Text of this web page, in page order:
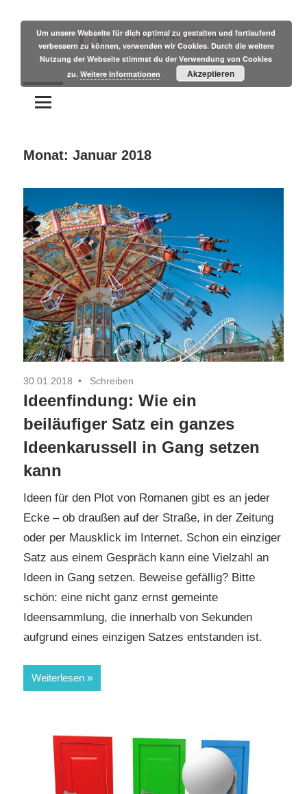
Inhalt
springen
Literaturjournal
Tipps
und
Branchennews
Monat: Januar 2018
30.01.2018 Schreiben
Ideenfindung: Wie ein
beiläufiger Satz ein ganzes
Ideenkarussell in Gang setzen
kann
Ideen für den Plot von Romanen gibt es an jeder
Ecke – ob draußen auf der Straße, in der Zeitung
oder per Mausklick im Internet. Schon ein einziger
Satz aus einem Gespräch kann eine Vielzahl an
Ideen in Gang setzen. Beweise gefällig? Bitte
schön: eine nicht ganz ernst gemeinte
Ideensammlung, die innerhalb von Sekunden
aufgrund eines einzigen Satzes entstanden ist.
Weiterlesen
Um unsere Webseite für dich optimal zu gestalten und fortlaufend
verbessern zu können, verwenden wir Cookies. Durch die weitere
Nutzung der Webseite stimmst du der Verwendung von Cookies
zu.Weitere Informationen Akzeptieren